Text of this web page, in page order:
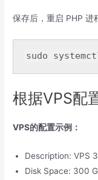
保存后，重启 PHP 进
sudo
根据VPS配
VPS的配置示例：
Description: VPS
Disk Space: 300